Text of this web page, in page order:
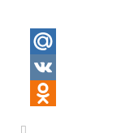
Mail.Ru
VK